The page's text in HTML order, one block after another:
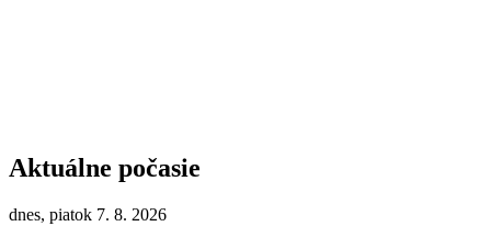
Aktuálne počasie
dnes, piatok 7. 8. 2026